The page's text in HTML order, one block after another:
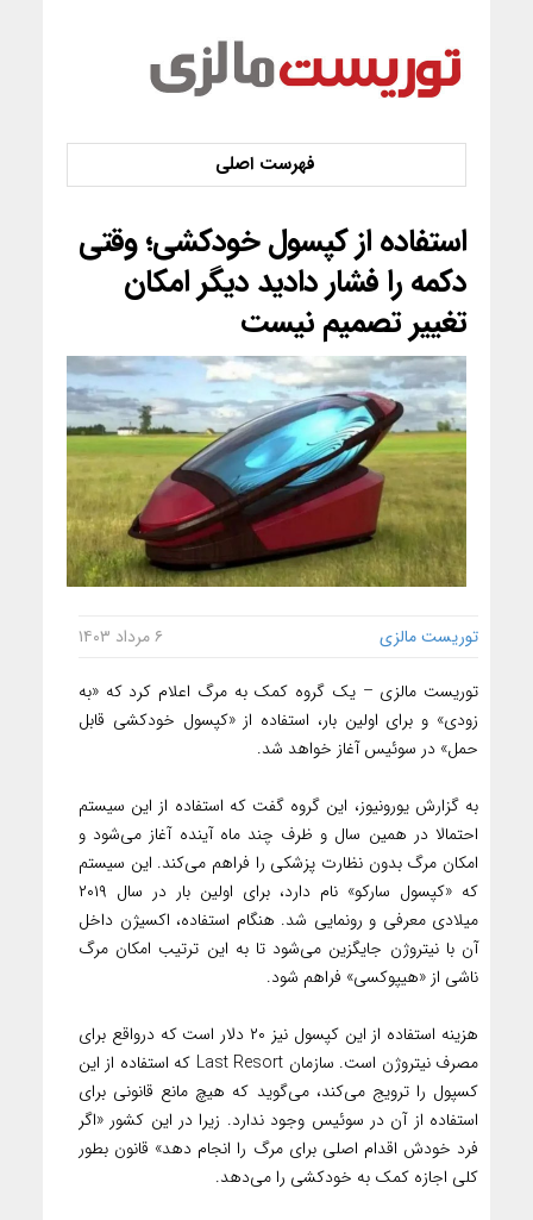
استفاده از کپسول خودکشی؛ وقتی
دکمه را فشار دادید دیگر امکان
تغییر تصمیم نیست
توریست مالزی ۶ مرداد ۱۴۰۳
توریست مالزی – یک گروه کمک به مرگ اعلام کرد که «به
زودی» و برای اولین بار، استفاده از «کپسول خودکشی قابل
حمل» در سوئیس آغاز خواهد شد.
به گزارش یورونیوز، این گروه گفت که استفاده از این سیستم
احتمالا در همین سال و ظرف چند ماه آینده آغاز می‌شود و
امکان مرگ بدون نظارت پزشکی را فراهم می‌کند. این سیستم
که «کپسول سارکو» نام دارد، برای اولین بار در سال ۲۰۱۹
میلادی معرفی و رونمایی شد. هنگام استفاده، اکسیژن داخل
آن با نیتروژن جایگزین می‌شود تا به این ترتیب امکان مرگ
ناشی از «هیپوکسی» فراهم شود.
هزینه استفاده از این کپسول نیز ۲۰ دلار است که درواقع برای
مصرف نیتروژن است. سازمان Last Resort که استفاده از این
کسپول را ترویج می‌کند، می‌گوید که هیچ مانع قانونی برای
استفاده از آن در سوئیس وجود ندارد. زیرا در این کشور «اگر
فرد خودش اقدام اصلی برای مرگ را انجام دهد» قانون بطور
کلی اجازه کمک به خودکشی را می‌دهد.